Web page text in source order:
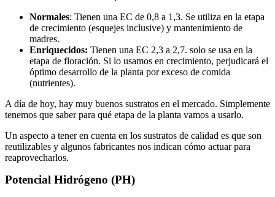
Normales: Tienen una EC de 0,8 a 1,3. Se utiliza en la etapa
de crecimiento (esquejes inclusive) y mantenimiento de
madres.
Enriquecidos: Tienen una EC 2,3 a 2,7. solo se usa en la
etapa de floración. Si lo usamos en crecimiento, perjudicará el
óptimo desarrollo de la planta por exceso de comida
(nutrientes).
A día de hoy, hay muy buenos sustratos en el mercado. Simplemente
tenemos que saber para qué etapa de la planta vamos a usarlo.
Un aspecto a tener en cuenta en los sustratos de calidad es que son
reutilizables y algunos fabricantes nos indican cómo actuar para
reaprovecharlos.
Potencial Hidrógeno (PH)